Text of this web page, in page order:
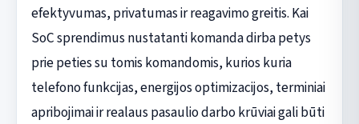
efektyvumas, privatumas ir reagavimo greitis. Kai
SoC sprendimus nustatanti komanda dirba petys
prie peties su tomis komandomis, kurios kuria
telefono funkcijas, energijos optimizacijos, terminiai
apribojimai ir realaus pasaulio darbo krūviai gali būti